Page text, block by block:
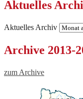
Aktuelles
Aktuelles Archiv
Archive 2013-
zum Archive